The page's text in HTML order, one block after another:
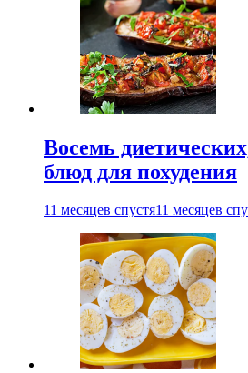
Восемь
блюд для похудения
11 месяцев спустя11 месяцев